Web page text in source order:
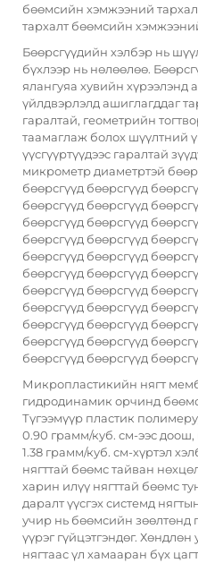
бөөмсийн хэмжээний
тархалт бөөмсийн
Бөөрсгүүдийн хэлбэр нь
бүхлээр нь нөлөөлөө.
ялангуяа хувийн хүрээлэнд
үйлдвэрлэлд ашиглагддаг
гаралтай, геометрийн
таамаглаж болох шүүлтний
үүсгүүртүүдээс гаралтай
микрометр диаметртэй
бөөрсгүүд бөөрсгүүд
бөөрсгүүд бөөрсгүүд
бөөрсгүүд бөөрсгүүд
бөөрсгүүд бөөрсгүүд
бөөрсгүүд бөөрсгүүд
бөөрсгүүд бөөрсгүүд
бөөрсгүүд бөөрсгүүд
бөөрсгүүд бөөрсгүүд
бөөрсгүүд бөөрсгүүд
бөөрсгүүд бөөрсгүүд
бөөрсгүүд бөөрсгүүд
Микропластикийн нягт
гидродинамик орчинд
Түгээмүүр пластик
0.90 грамм/куб. см-ээс
1.38 грамм/куб. см-хүртэл
нягттай бөөмс тайван
харин илүү нягттай бөөмс
даралт үүсгэх системд
учир нь бөөмсийн зөөлтөнд
үүрэг гүйцэтгэндөг.
нягтаас үл хамааран бүх